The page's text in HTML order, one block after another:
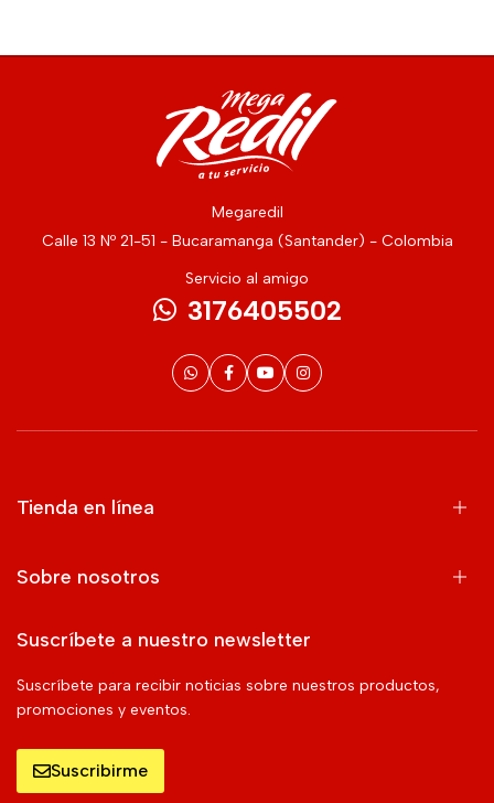
Megaredil
Calle 13 Nº 21-51 - Bucaramanga (Santander) - Colombia
Servicio al amigo
3176405502
Tienda en línea
Sobre nosotros
Suscríbete a nuestro newsletter
Suscríbete para recibir noticias sobre nuestros productos,
promociones y eventos.
Suscribirme